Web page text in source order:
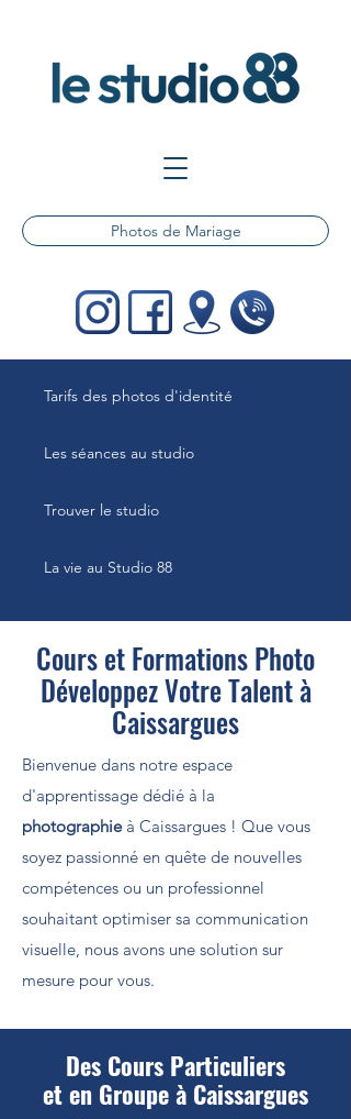
Photos de Mariage
Tarifs des photos d'identité
Les séances au studio
Trouver le studio
La vie au Studio 88
Cours et Formations Photo
Développez Votre Talent à
Caissargues
Bienvenue dans notre espace
d'apprentissage dédié à la
photographieà Caissargues ! Que vous
soyez passionné en quête de nouvelles
compétences ou un professionnel
souhaitant optimiser sa communication
visuelle, nous avons une solution sur
mesure pour vous.
Des Cours Particuliers
et en Groupe à Caissargues